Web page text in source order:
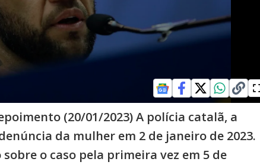
(20/01/2023) A polícia catalã, a
da mulher em 2 de janeiro de 2023.
o caso pela primeira vez em 5 de